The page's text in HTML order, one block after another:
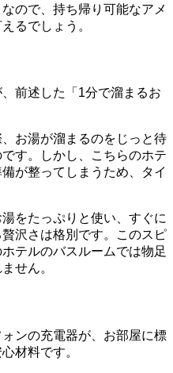
ので、持ち帰り可能なアメ
るでしょう。
前述した「1分で溜まるお
お湯が溜まるのをじっと待
す。しかし、こちらのホテ
が整ってしまうため、タイ
をたっぷりと使い、すぐに
沢さは格別です。このスピ
テルのバスルームでは物足
せん。
ンの充電器が、お部屋に標
材料です。